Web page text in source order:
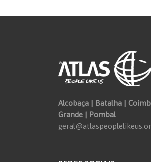
Alcobaça | Batalha |
Grande | Pombal